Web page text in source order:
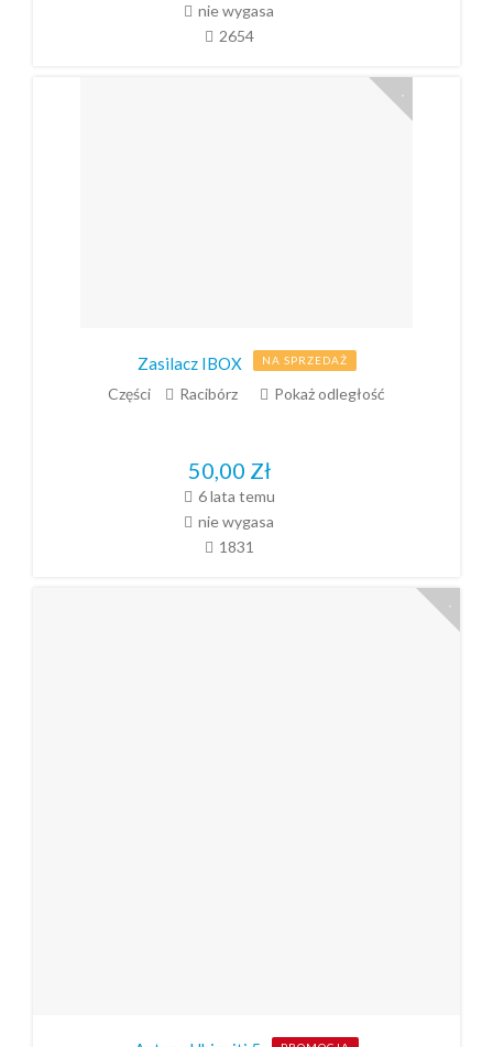
nie wygasa
2654
Zasilacz IBOX NA SPRZEDAŻ
Części Racibórz Pokaż odległość
50,00 Zł
6 lata temu
nie wygasa
1831